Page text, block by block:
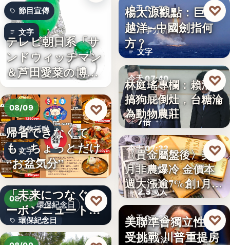
節目宣傳
文字
テレビ朝日系「サ
ンドウィッチマン
＆芦田愛菜の博士
ちゃん」…
08/09
餐飲活動
文字
帰省できなくて
も、ちょっとだけ
“お盆気分”
♡
環保紀念日
08/09
環保紀念日
文字
日本JC、9月3日を
「未来につなぐカ
ーボンニュートラ
ルの…
♡
今天 07:50
軍事分析
文字
楊太源觀點：巨浪
越洋─中國劍指何
方﹖
♡
今天 07:40
政治食安
7倍
林庭瑤專欄：賴清德
搞狗屁倒灶，台糖淪
為動物農莊
♡
今天 07:32
貴金屬
2.3萬人
〈貴金屬盤後〉美7
月非農爆冷 金價本
週大漲逾7%創1月
來…
♡
今天 07:30
財經政治
美聯準會獨立性再
受挑戰 川普重提房
♡